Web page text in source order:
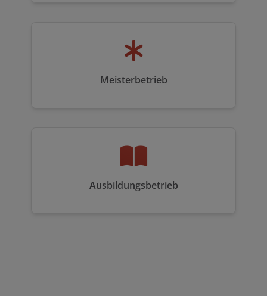
Meisterbetrieb
Ausbildungsbetrieb